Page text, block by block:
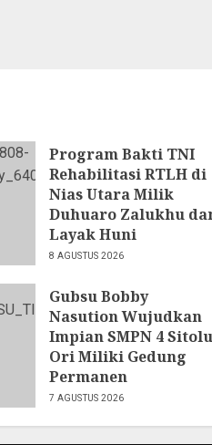
Program Bakti TNI
Rehabilitasi RTLH di
Nias Utara Milik
Duhuaro Zalukhu
Layak Huni
8 AGUSTUS 2026
Gubsu Bobby
Nasution Wujudkan
Impian SMPN 4 Sitolu
Ori Miliki Gedung
Permanen
7 AGUSTUS 2026